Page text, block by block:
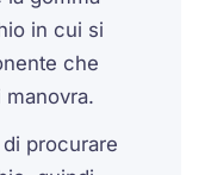
in cui si
che
procurare